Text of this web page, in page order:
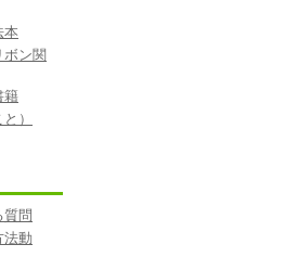
本
ボン関
籍
）
問
法動